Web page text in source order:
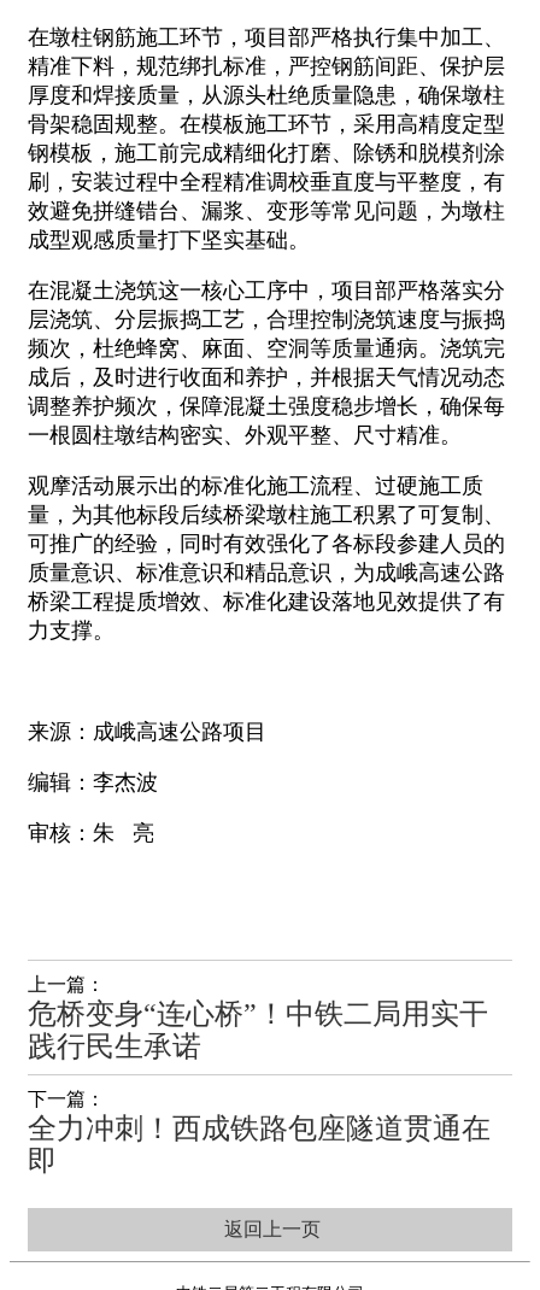
在墩柱钢筋施工环节，项目部严格执行集中加工、
精准下料，规范绑扎标准，严控钢筋间距、保护层
厚度和焊接质量，从源头杜绝质量隐患，确保墩柱
骨架稳固规整。在模板施工环节，采用高精度定型
钢模板，施工前完成精细化打磨、除锈和脱模剂涂
刷，安装过程中全程精准调校垂直度与平整度，有
效避免拼缝错台、漏浆、变形等常见问题，为墩柱
成型观感质量打下坚实基础。
在混凝土浇筑这一核心工序中，项目部严格落实分
层浇筑、分层振捣工艺，合理控制浇筑速度与振捣
频次，杜绝蜂窝、麻面、空洞等质量通病。浇筑完
成后，及时进行收面和养护，并根据天气情况动态
调整养护频次，保障混凝土强度稳步增长，确保每
一根圆柱墩结构密实、外观平整、尺寸精准。
观摩活动展示出的标准化施工流程、过硬施工质
量，为其他标段后续桥梁墩柱施工积累了可复制、
可推广的经验，同时有效强化了各标段参建人员的
质量意识、标准意识和精品意识，为成峨高速公路
桥梁工程提质增效、标准化建设落地见效提供了有
力支撑。
来源：成峨高速公路项目
编辑：李杰波
审核：朱 亮
上一篇：
危桥变身“连心桥”！中铁二局用实干
践行民生承诺
下一篇：
全力冲刺！西成铁路包座隧道贯通在
即
返回上一页